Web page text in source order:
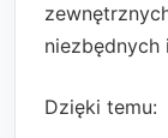
niezbędnych
Dzięki temu: